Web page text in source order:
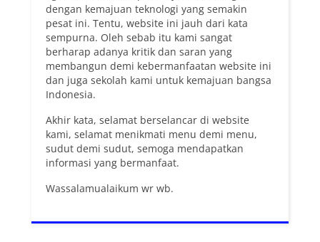
dengan kemajuan teknologi yang semakin
pesat ini. Tentu, website ini jauh dari kata
sempurna. Oleh sebab itu kami sangat
berharap adanya kritik dan saran yang
membangun demi kebermanfaatan website ini
dan juga sekolah kami untuk kemajuan bangsa
Indonesia.
Akhir kata, selamat berselancar di website
kami, selamat menikmati menu demi menu,
sudut demi sudut, semoga mendapatkan
informasi yang bermanfaat.
Wassalamualaikum wr wb.